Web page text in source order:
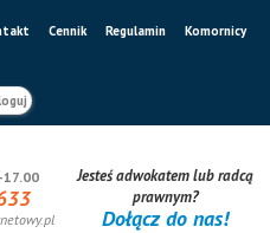
Cennik Regulamin Komornicy
Jesteś adwokatem lub radcą
prawnym?
Dołącz do nas!